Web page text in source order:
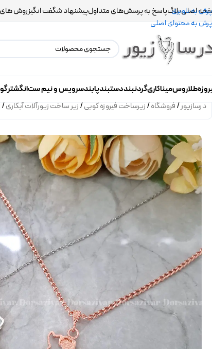
پرش به ناوبری
پرش به محتوای اصلی
اصلیبلاگپاسخ به پرسش‌های متداولپیشنهاد شگفت انگیزروش
طلاروسمیناکاریگردنبنددستبندپابندسرویس و نیم ستانگشتر
درسازیور/فروشگاه/زیرساخت فیروزه کوبی/زیر ساخت زیورآلات آبکاری/